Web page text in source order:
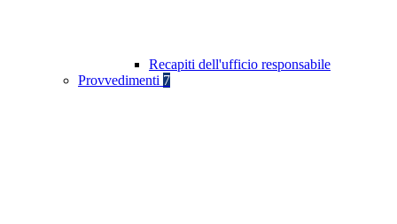
Recapiti dell'ufficio responsabile
Provvedimenti 7